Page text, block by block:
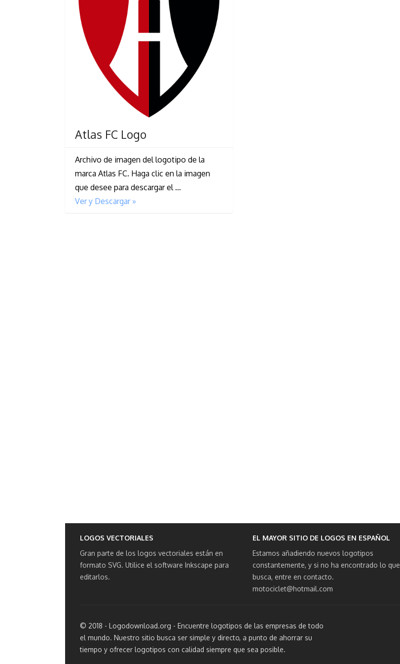
Atlas FC Logo
Archivo de imagen del logotipo de la
marca Atlas FC. Haga clic en la imagen
que desee para descargar el …
Ver y Descargar »
LOGOS VECTORIALES
Gran parte de los logos vectoriales están en
formato SVG. Utilice el software Inkscape para
editarlos.
EL MAYOR SITIO DE LOGOS EN ESPAÑOL
Estamos añadiendo nuevos logotipos
constantemente, y si no ha encontrado lo que
busca, entre en contacto.
motociclet@hotmail.com
© 2018 - Logodownload.org - Encuentre logotipos de las empresas de todo
el mundo. Nuestro sitio busca ser simple y directo, a punto de ahorrar su
tiempo y ofrecer logotipos con calidad siempre que sea posible.